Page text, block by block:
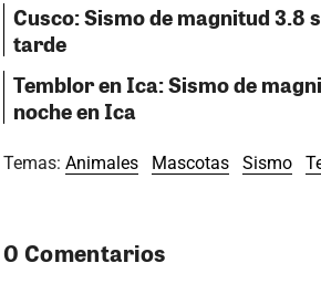
Cusco: Sismo de magnitud 3.8
tarde
Temblor en Ica: Sismo de
noche en Ica
Temas: Animales Mascotas Sismo
0 Comentarios